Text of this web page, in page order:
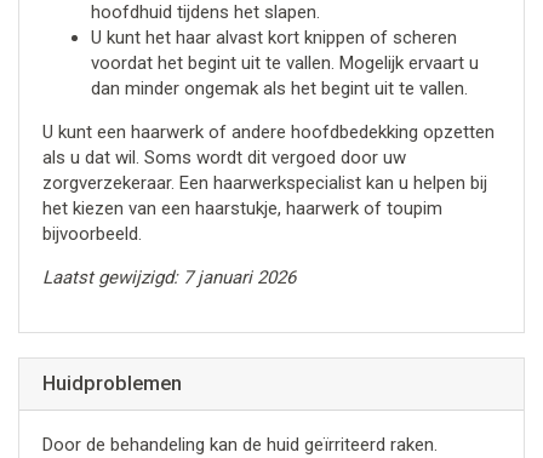
hoofdhuid tijdens het slapen.
U kunt het haar alvast kort knippen of scheren
voordat het begint uit te vallen. Mogelijk ervaart u
dan minder ongemak als het begint uit te vallen.
U kunt een haarwerk of andere hoofdbedekking opzetten
als u dat wil. Soms wordt dit vergoed door uw
zorgverzekeraar. Een haarwerkspecialist kan u helpen bij
het kiezen van een haarstukje, haarwerk of toupim
bijvoorbeeld.
Laatst gewijzigd: 7 januari 2026
Huidproblemen
Door de behandeling kan de huid geïrriteerd raken.